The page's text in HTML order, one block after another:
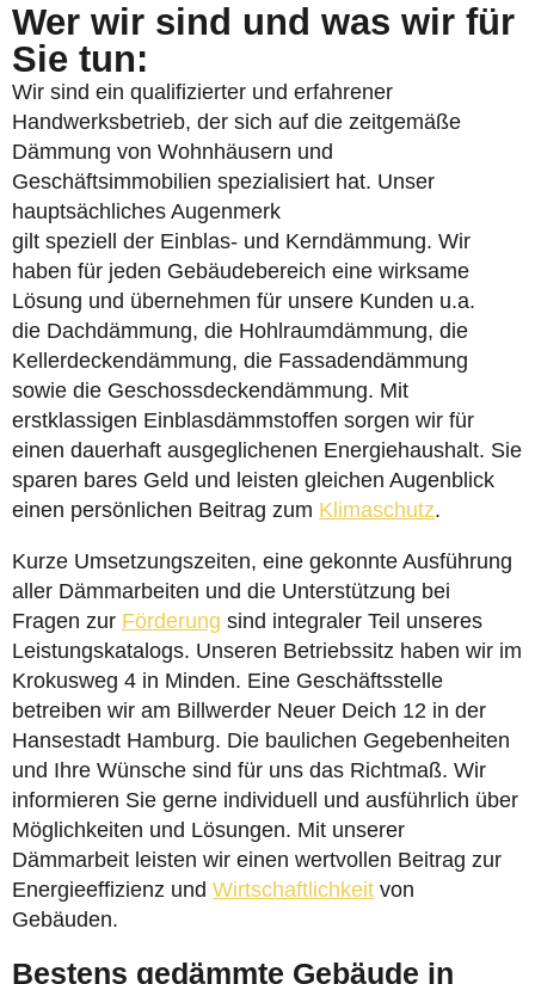
Wer wir sind und was wir für
Sie tun:
Wir sind ein qualifizierter und erfahrener
Handwerksbetrieb, der sich auf die zeitgemäße
Dämmung von Wohnhäusern und
Geschäftsimmobilien spezialisiert hat. Unser
hauptsächliches Augenmerk
gilt speziell der Einblas- und Kerndämmung. Wir
haben für jeden Gebäudebereich eine wirksame
Lösung und übernehmen für unsere Kunden u.a.
die Dachdämmung, die Hohlraumdämmung, die
Kellerdeckendämmung, die Fassadendämmung
sowie die Geschossdeckendämmung. Mit
erstklassigen Einblasdämmstoffen sorgen wir für
einen dauerhaft ausgeglichenen Energiehaushalt. Sie
sparen bares Geld und leisten gleichen Augenblick
einen persönlichen Beitrag zum Klimaschutz.
Kurze Umsetzungszeiten, eine gekonnte Ausführung
aller Dämmarbeiten und die Unterstützung bei
Fragen zur Förderung sind integraler Teil unseres
Leistungskatalogs. Unseren Betriebssitz haben wir im
Krokusweg 4 in Minden. Eine Geschäftsstelle
betreiben wir am Billwerder Neuer Deich 12 in der
Hansestadt Hamburg. Die baulichen Gegebenheiten
und Ihre Wünsche sind für uns das Richtmaß. Wir
informieren Sie gerne individuell und ausführlich über
Möglichkeiten und Lösungen. Mit unserer
Dämmarbeit leisten wir einen wertvollen Beitrag zur
Energieeffizienz und Wirtschaftlichkeit von
Gebäuden.
Bestens gedämmte Gebäude in